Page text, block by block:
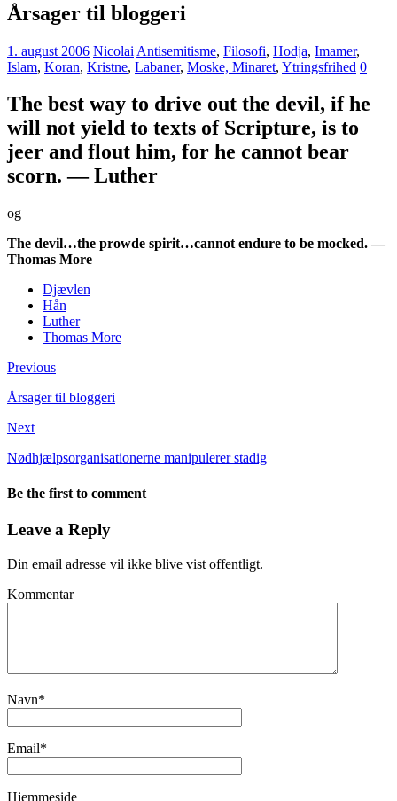
Årsager til bloggeri
1. august 2006 Nicolai Antisemitisme, Filosofi, Hodja, Imamer,
Islam, Koran, Kristne, Labaner, Moske, Minaret, Ytringsfrihed 0
The best way to drive out the devil, if he
will not yield to texts of Scripture, is to
jeer and flout him, for he cannot bear
scorn. — Luther
og
The devil…the prowde spirit…cannot endure to be mocked. —
Thomas More
Djævlen
Hån
Luther
Thomas More
Previous
Årsager til bloggeri
Next
Nødhjælpsorganisationerne manipulerer stadig
Be the first to comment
Leave a Reply
Din email adresse vil ikke blive vist offentligt.
Kommentar
Navn*
Email*
Hjemmeside